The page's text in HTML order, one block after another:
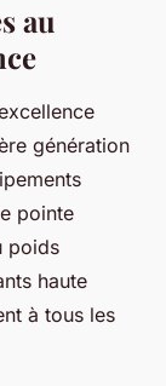
au
génération
pointe
poids
haute
à tous les